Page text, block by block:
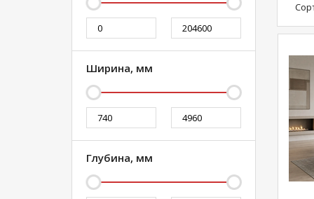
Ширина, мм
Глубина, мм